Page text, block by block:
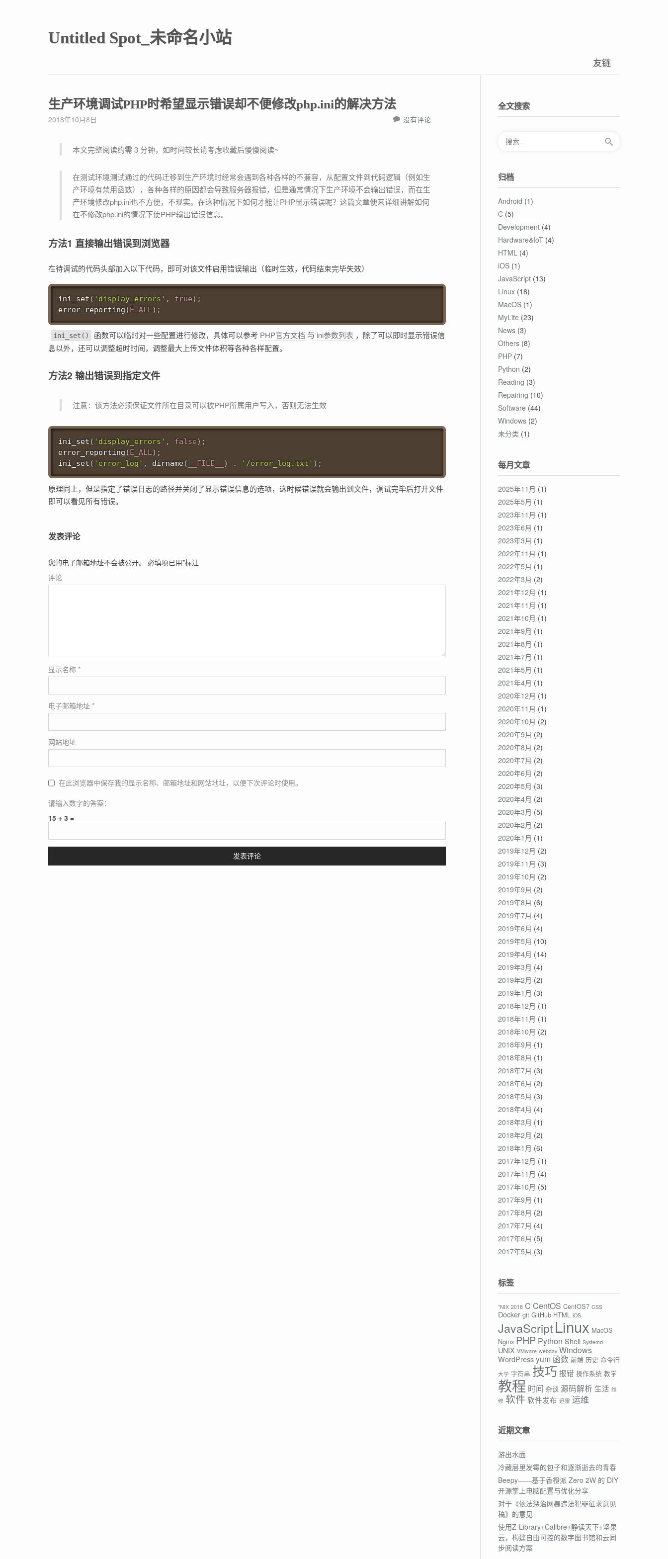
Untitled Spot_未命名小站
友链
生产环境调试PHP时希望显示错误却不便修改php.ini的解决方法
2018年10月8日 没有评论
本文完整阅读约需 3 分钟，如时间较长请考虑收藏后慢慢阅读~
在测试环境测试通过的代码迁移到生产环境时经常会遇到各种各样的不兼容，从配置文件到代码逻辑（例如生
产环境有禁用函数），各种各样的原因都会导致服务器报错，但是通常情况下生产环境不会输出错误，而在生
产环境修改php.ini也不方便，不现实。在这种情况下如何才能让PHP显示错误呢？这篇文章便来详细讲解如何
在不修改php.ini的情况下使PHP输出错误信息。
方法1 直接输出错误到浏览器
在待调试的代码头部加入以下代码，即可对该文件启用错误输出（临时生效，代码结束完毕失效）
ini_set ( 'display_errors' , true) ;
error_reporting (E_ALL) ;
ini_set() 函数可以临时对一些配置进行修改，具体可以参考 PHP官方文档 与 ini参数列表 ，除了可以即时显示错误信
息以外，还可以调整超时时间，调整最大上传文件体积等各种各样配置。
方法2 输出错误到指定文件
注意：该方法必须保证文件所在目录可以被PHP所属用户写入，否则无法生效
ini_set ( 'display_errors' , false) ;
error_reporting (E_ALL) ;
ini_set ( 'error_log' , dirname( __FILE__ ) . '/error_log.txt' ) ;
原理同上，但是指定了错误日志的路径并关闭了显示错误信息的选项，这时候错误就会输出到文件，调试完毕后打开文件
即可以看见所有错误。
发表评论
您的电子邮箱地址不会被公开。 必填项已用*标注
评论
显示名称 *
电子邮箱地址 *
网站地址
在此浏览器中保存我的显示名称、邮箱地址和网站地址，以便下次评论时使用。
请输入数字的答案：
15 + 3 =
发表评论
全文搜索
归档
Android (1)
C (5)
Development (4)
Hardware&IoT (4)
HTML (4)
iOS (1)
JavaScript (13)
Linux (18)
MacOS (1)
MyLife (23)
News (3)
Others (8)
PHP (7)
Python (2)
Reading (3)
Repairing (10)
Software (44)
Windows (2)
未分类 (1)
每月文章
2025年11月 (1)
2025年5月 (1)
2023年11月 (1)
2023年6月 (1)
2023年3月 (1)
2022年11月 (1)
2022年5月 (1)
2022年3月 (2)
2021年12月 (1)
2021年11月 (1)
2021年10月 (1)
2021年9月 (1)
2021年8月 (1)
2021年7月 (1)
2021年5月 (1)
2021年4月 (1)
2020年12月 (1)
2020年11月 (1)
2020年10月 (2)
2020年9月 (2)
2020年8月 (2)
2020年7月 (2)
2020年6月 (2)
2020年5月 (3)
2020年4月 (2)
2020年3月 (5)
2020年2月 (2)
2020年1月 (1)
2019年12月 (2)
2019年11月 (3)
2019年10月 (2)
2019年9月 (2)
2019年8月 (6)
2019年7月 (4)
2019年6月 (4)
2019年5月 (10)
2019年4月 (14)
2019年3月 (4)
2019年2月 (2)
2019年1月 (3)
2018年12月 (1)
2018年11月 (1)
2018年10月 (2)
2018年9月 (1)
2018年8月 (1)
2018年7月 (3)
2018年6月 (2)
2018年5月 (3)
2018年4月 (4)
2018年3月 (1)
2018年2月 (2)
2018年1月 (6)
2017年12月 (1)
2017年11月 (4)
2017年10月 (5)
2017年9月 (1)
2017年8月 (2)
2017年7月 (4)
2017年6月 (5)
2017年5月 (3)
标签
*NIX 2018 C CentOS CentOS7 CSS
Docker git GitHub HTML iOS
JavaScriptLinux MacOS
Nginx PHP Python Shell Systemd
UNIX VMware webdav Windows
WordPressyum 函数 前端 历史 命令行
大学 字符串 技巧 报错 操作系统 教学
教程 时间 杂谈 源码解析 生活 维
修 软件 软件发布 迅雷 运维
近期文章
游出水面
冷藏层里发霉的包子和逐渐逝去的青春
Beepy——基于香橙派 Zero 2W 的 DIY
开源掌上电脑配置与优化分享
对于《依法惩治网暴违法犯罪征求意见
稿》的意见
使用Z-Library+Calibre+静读天下+坚果
云，构建自由可控的数字图书馆和云同
步阅读方案